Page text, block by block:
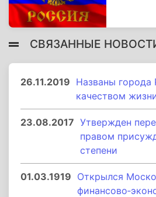
СВЯЗАННЫЕ
26.11.2019 Названы
качеством
23.08.2017 Утвержден
правом
степени
01.03.1919 Открылся